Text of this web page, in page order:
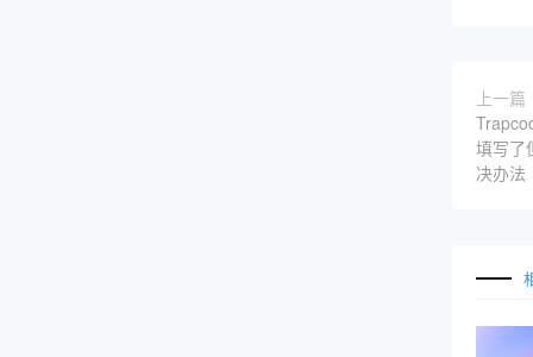
上一篇
填写了
决办法